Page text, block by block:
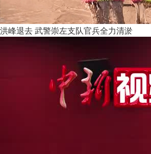
洪峰退去 武警崇左支队官兵全力清淤